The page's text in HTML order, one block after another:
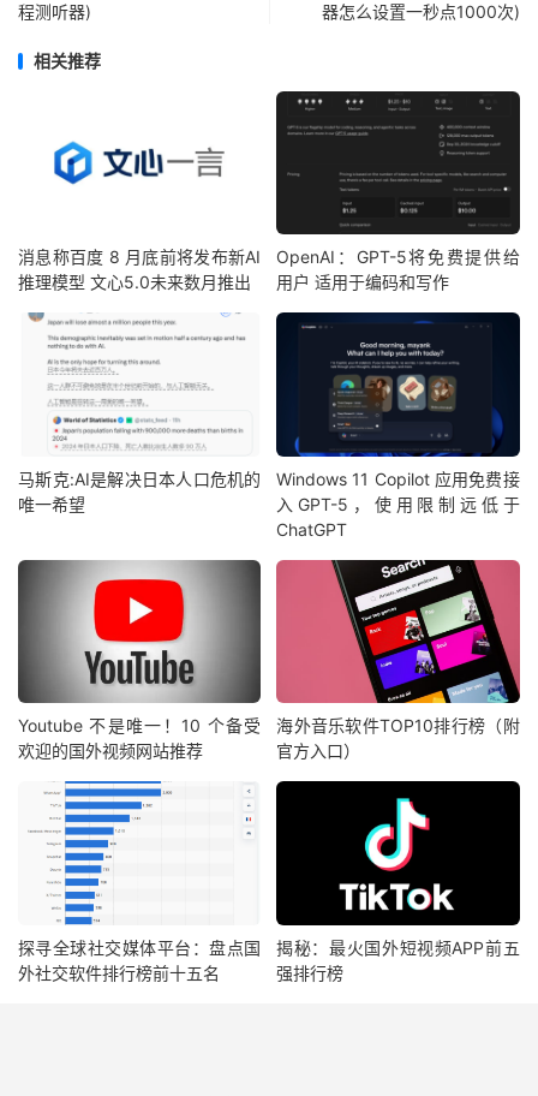
程测听器)
器怎么设置一秒点1000次)
相关推荐
消息称百度 8 月底前将发布新AI
推理模型 文心5.0未来数月推出
OpenAI：GPT-5将免费提供给
用户 适用于编码和写作
马斯克:AI是解决日本人口危机的
唯一希望
Windows 11 Copilot 应用免费接
入GPT-5，使用限制远低于
ChatGPT
Youtube 不是唯一！10 个备受
欢迎的国外视频网站推荐
海外音乐软件TOP10排行榜（附
官方入口）
探寻全球社交媒体平台：盘点国
外社交软件排行榜前十五名
揭秘：最火国外短视频APP前五
强排行榜